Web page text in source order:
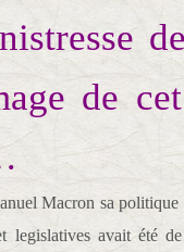
de
Macron sa
legislatives avait été